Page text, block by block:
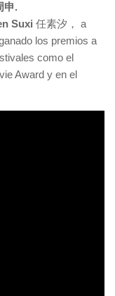
申.
Suxi 任素汐， a
los premios a
como el
Award y en el